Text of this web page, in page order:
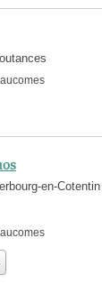
en-Cotentin